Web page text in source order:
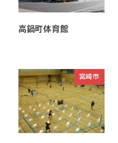
高鍋町体育館
宮崎市